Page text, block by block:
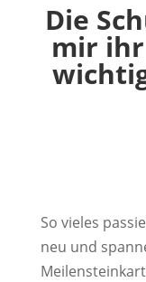
Die
mir
So vieles
neu und